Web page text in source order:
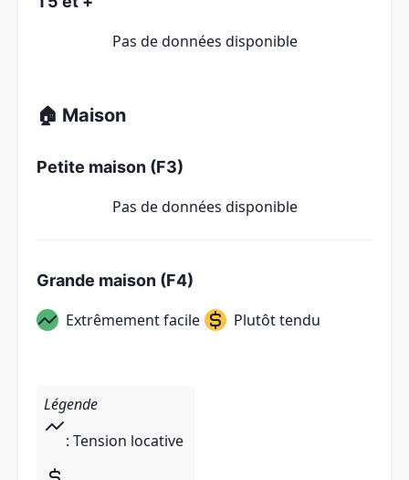
Pas de données disponible
🏠 Maison
Petite maison (F3)
Pas de données disponible
Grande maison (F4)
Extrêmement facile Plutôt tendu
Légende
: Tension locative